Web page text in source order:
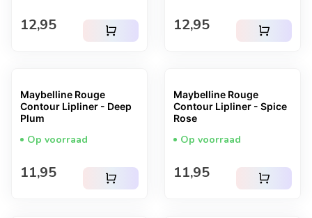
Normale prijs
12,95 shopping_cart Normale prijs
12,95 shopping_cart
Maybelline Rouge
Contour Lipliner - Deep
Plum
Op voorraad
Normale prijs
11,95 shopping_cart
Maybelline Rouge
Contour Lipliner - Spice
Rose
Op voorraad
Normale prijs
11,95 shopping_cart